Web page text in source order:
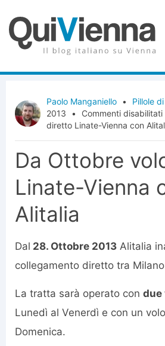
Paolo Manganiello • Pillole
2013
• Commenti disabilitati
diretto Linate-Vienna con
Da Ottobre
Linate-Vienna
Alitalia
Dal 28. Ottobre 2013 Alitalia
collegamento diretto tra
La tratta sarà operato con due
Lunedì al Venerdì e con un
Domenica.